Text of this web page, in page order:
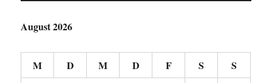
August 2026
M D M D F S S